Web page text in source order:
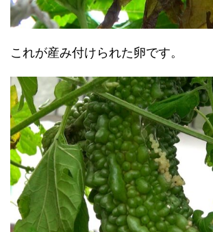
これが産み付けられた卵です。